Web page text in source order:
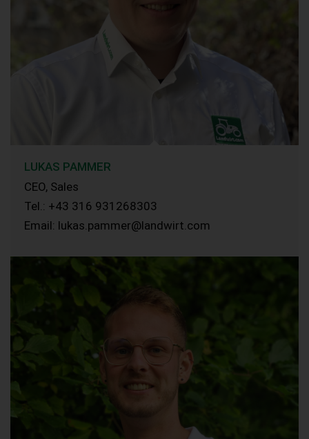
LUKAS PAMMER
CEO, Sales
Tel.: +43 316 931268303
Email: lukas.pammer@landwirt.com